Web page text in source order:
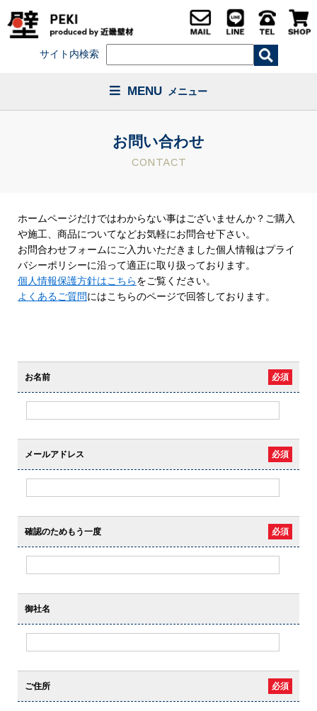
サイト内検索
MENU メニュー
お問い合わせ
CONTACT
ホームページだけではわからない事はございませんか？ご購入
や施工、商品についてなどお気軽にお問合せ下さい。
お問合わせフォームにご入力いただきました個人情報はプライ
バシーポリシーに沿って適正に取り扱っております。
個人情報保護方針はこちらをご覧ください。
よくあるご質問にはこちらのページで回答しております。
お名前 必須
メールアドレス 必須
確認のためもう一度 必須
御社名
ご住所 必須